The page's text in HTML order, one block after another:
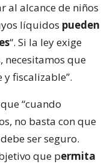
al alcance de niños
líquidos pueden
“. Si la ley exige
necesitamos que
fiscalizable”.
“cuando
no basta con que
ser seguro.
que permita